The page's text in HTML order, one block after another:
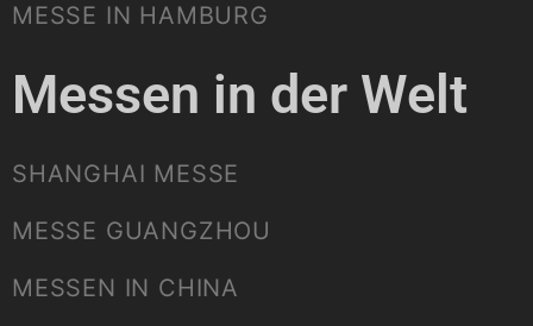
MESSE IN HAMBURG
Messen in der Welt
SHANGHAI MESSE
MESSE GUANGZHOU
MESSEN IN CHINA